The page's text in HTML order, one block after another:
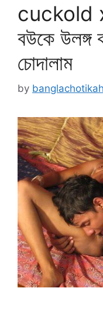
cuckold
বউকে উলঙ্গ
চোদালাম
by